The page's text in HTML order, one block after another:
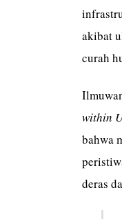
akibat
curah
within
bahwa
deras